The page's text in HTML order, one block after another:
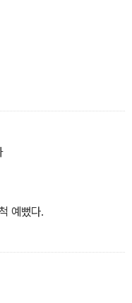
5부로 나눠 묶었다.
예뻤다.